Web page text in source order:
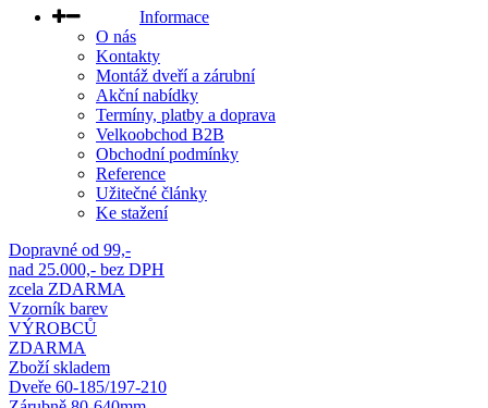
Informace
O nás
Kontakty
Montáž dveří a zárubní
Akční nabídky
Termíny, platby a doprava
Velkoobchod B2B
Obchodní podmínky
Reference
Užitečné články
Ke stažení
Dopravné od 99,-
nad 25.000,- bez DPH
zcela ZDARMA
Vzorník barev
VÝROBCŮ
ZDARMA
Zboží skladem
Dveře 60-185/197-210